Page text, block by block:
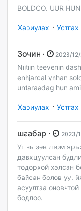
BOLDOO. UUR
Хариулах · Устгах
Зочин · 2023/
Niitiin teeveriin
enhjargal ynhan
untaraadag hun
Хариулах · Устгах
шаабар · 2023/
Уг нь зөв л юм
давхцуулсан
тодорхой хэлсэн
байсан болов уу.
асуултаа
бодлоо.